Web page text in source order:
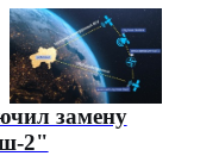
замену
2"